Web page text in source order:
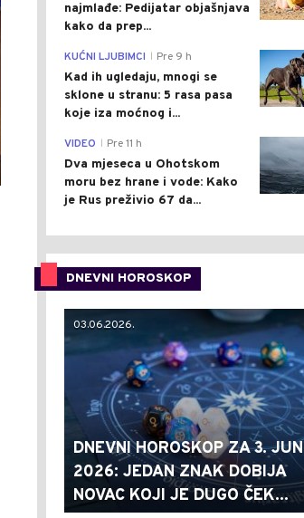
najmlađe: Pedijatar objašnjava
kako da prep...
KUĆNI LJUBIMCI Pre 9 h
Kad ih ugledaju, mnogi se
sklone u stranu: 5 rasa pasa
koje iza moćnog i...
VIDEO Pre 11 h
Dva mjeseca u Ohotskom
moru bez hrane i vode: Kako
je Rus preživio 67 da...
DNEVNI HOROSKOP
03.06.2026.
DNEVNI HOROSKOP ZA 3. JUN
2026: JEDAN ZNAK DOBIJA
NOVAC KOJI JE DUGO ČEK...